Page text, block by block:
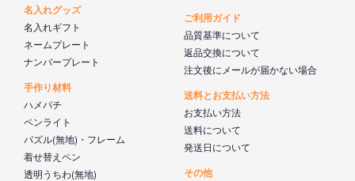
名入れグッズ
名入れギフト
ネームプレート
ナンバープレート
手作り材料
ハメパチ
ペンライト
パズル(無地)・フレーム
着せ替えペン
透明うちわ(無地)
ご利用ガイド
品質基準について
返品交換について
注文後にメールが届かない場合
送料とお支払い方法
お支払い方法
送料について
発送日について
その他